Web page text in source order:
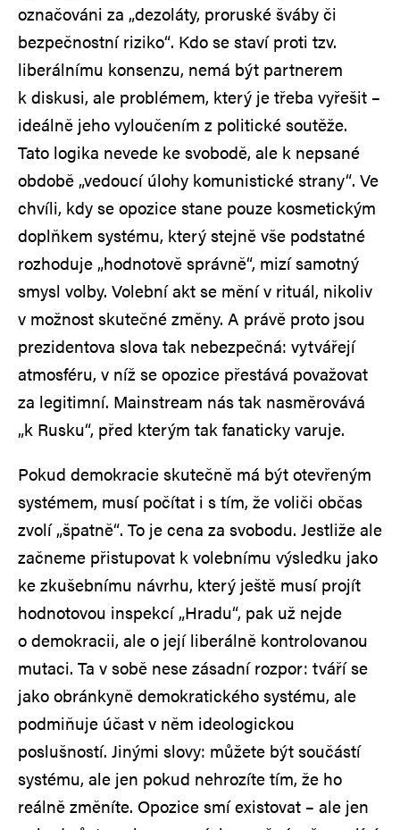
označováni za „dezoláty, proruské šváby či
bezpečnostní riziko“. Kdo se staví proti tzv.
liberálnímu konsenzu, nemá být partnerem
k diskusi, ale problémem, který je třeba vyřešit –
ideálně jeho vyloučením z politické soutěže.
Tato logika nevede ke svobodě, ale k nepsané
obdobě „vedoucí úlohy komunistické strany“. Ve
chvíli, kdy se opozice stane pouze kosmetickým
doplňkem systému, který stejně vše podstatné
rozhoduje „hodnotově správně“, mizí samotný
smysl volby. Volební akt se mění v rituál, nikoliv
v možnost skutečné změny. A právě proto jsou
prezidentova slova tak nebezpečná: vytvářejí
atmosféru, v níž se opozice přestává považovat
za legitimní. Mainstream nás tak nasměrovává
„k Rusku“, před kterým tak fanaticky varuje.
Pokud demokracie skutečně má být otevřeným
systémem, musí počítat i s tím, že voliči občas
zvolí „špatně“. To je cena za svobodu. Jestliže ale
začneme přistupovat k volebnímu výsledku jako
ke zkušebnímu návrhu, který ještě musí projít
hodnotovou inspekcí „Hradu“, pak už nejde
o demokracii, ale o její liberálně kontrolovanou
mutaci. Ta v sobě nese zásadní rozpor: tváří se
jako obránkyně demokratického systému, ale
podmiňuje účast v něm ideologickou
poslušností. Jinými slovy: můžete být součástí
systému, ale jen pokud nehrozíte tím, že ho
reálně změníte. Opozice smí existovat – ale jen